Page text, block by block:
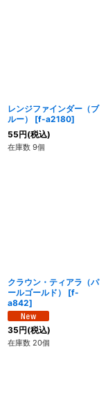
レンジファインダー（ブ
ルー）
[f-a2180]
55円(税込)
在庫数 9個
クラウン・ティアラ（パ
ールゴールド）
[f-
a842]
35円(税込)
在庫数 20個